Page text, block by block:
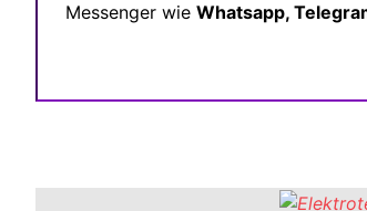
Messenger wie Whatsapp,